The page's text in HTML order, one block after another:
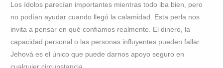
Los ídolos parecían importantes mientras todo iba bien, pero
no podían ayudar cuando llegó la calamidad. Esta perla nos
invita a pensar en qué confiamos realmente. El dinero, la
capacidad personal o las personas influyentes pueden fallar.
Jehová es el único que puede darnos apoyo seguro en